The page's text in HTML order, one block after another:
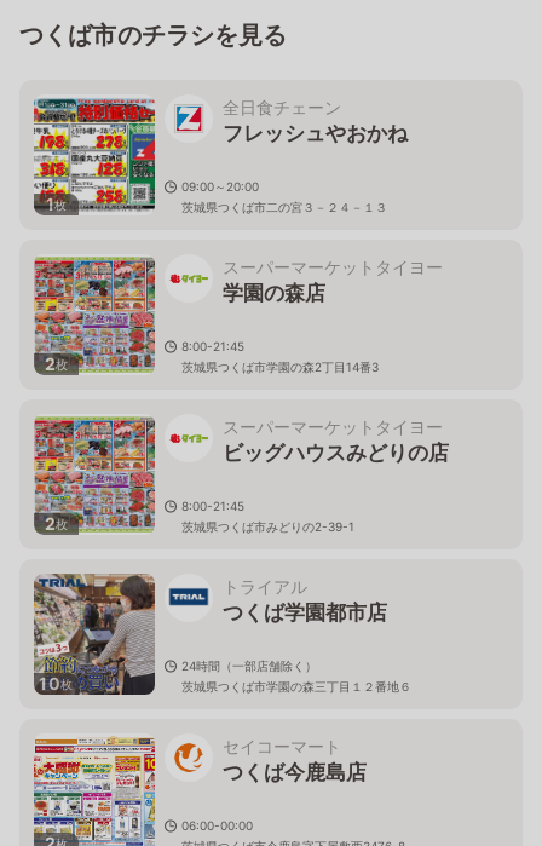
つくば市のチラシを見る
1枚
全日食チェーン
フレッシュやおかね
09:00～20:00
茨城県つくば市二の宮３－２４－１３
2枚
スーパーマーケットタイヨー
学園の森店
8:00-21:45
茨城県つくば市学園の森2丁目14番3
2枚
スーパーマーケットタイヨー
ビッグハウスみどりの店
8:00-21:45
茨城県つくば市みどりの2-39-1
10枚
トライアル
つくば学園都市店
24時間（一部店舗除く）
茨城県つくば市学園の森三丁目１２番地６
セイコーマート
つくば今鹿島店
06:00-00:00